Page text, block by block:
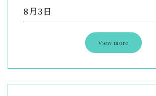
8月3日
View more